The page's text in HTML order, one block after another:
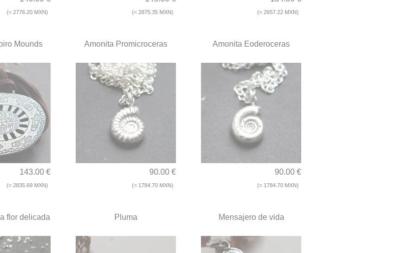
(≈ 2776.20 MXN) (≈ 2875.35 MXN) (≈ 2657.22 MXN)
Mounds
143.00 €
(≈ 2835.69 MXN)
Amonita Promicroceras
90.00 €
(≈ 1784.70 MXN)
Amonita Eoderoceras
90.00 €
(≈ 1784.70 MXN)
flor delicada Pluma Mensajero de vida